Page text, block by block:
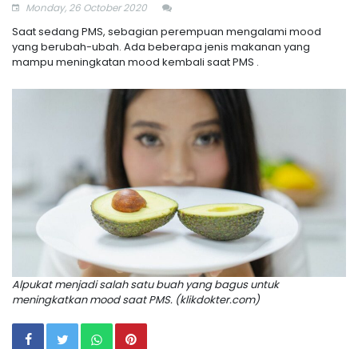
Monday, 26 October 2020
Saat sedang PMS, sebagian perempuan mengalami mood
yang berubah-ubah. Ada beberapa jenis makanan yang
mampu meningkatan mood kembali saat PMS .
Alpukat menjadi salah satu buah yang bagus untuk
meningkatkan mood saat PMS. (klikdokter.com)